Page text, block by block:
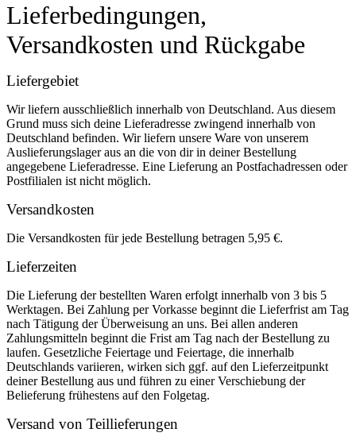
Lieferbedingungen,
Versandkosten und Rückgabe
Liefergebiet
Wir liefern ausschließlich innerhalb von Deutschland. Aus diesem
Grund muss sich deine Lieferadresse zwingend innerhalb von
Deutschland befinden. Wir liefern unsere Ware von unserem
Auslieferungslager aus an die von dir in deiner Bestellung
angegebene Lieferadresse. Eine Lieferung an Postfachadressen oder
Postfilialen ist nicht möglich.
Versandkosten
Die Versandkosten für jede Bestellung betragen 5,95 €.
Lieferzeiten
Die Lieferung der bestellten Waren erfolgt innerhalb von 3 bis 5
Werktagen. Bei Zahlung per Vorkasse beginnt die Lieferfrist am Tag
nach Tätigung der Überweisung an uns. Bei allen anderen
Zahlungsmitteln beginnt die Frist am Tag nach der Bestellung zu
laufen. Gesetzliche Feiertage und Feiertage, die innerhalb
Deutschlands variieren, wirken sich ggf. auf den Lieferzeitpunkt
deiner Bestellung aus und führen zu einer Verschiebung der
Belieferung frühestens auf den Folgetag.
Versand von Teillieferungen